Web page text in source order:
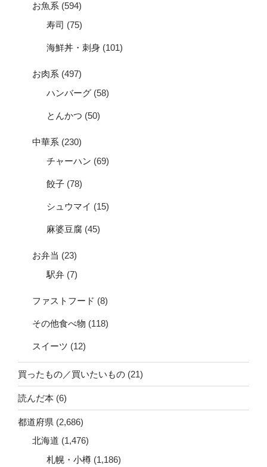
お魚系 (594)
寿司 (75)
海鮮丼・刺身 (101)
お肉系 (497)
ハンバーグ (58)
とんかつ (50)
中華系 (230)
チャーハン (69)
餃子 (78)
シュウマイ (15)
麻婆豆腐 (45)
お弁当 (23)
駅弁 (7)
ファストフード (8)
その他食べ物 (118)
スイーツ (12)
買ったもの／買いたいもの (21)
読んだ本 (6)
都道府県 (2,686)
北海道 (1,476)
札幌・小樽 (1,186)